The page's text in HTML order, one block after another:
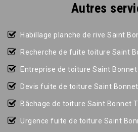
Autres
Habillage planche de rive Saint
Recherche de fuite toiture Saint
Entreprise de toiture Saint Bonnet
Devis fuite de toiture Saint
Bâchage de toiture Saint Bonnet
Urgence fuite de toiture Saint